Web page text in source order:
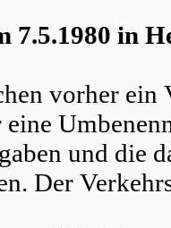
7.5.1980 in
vorher
eine
und die
Der